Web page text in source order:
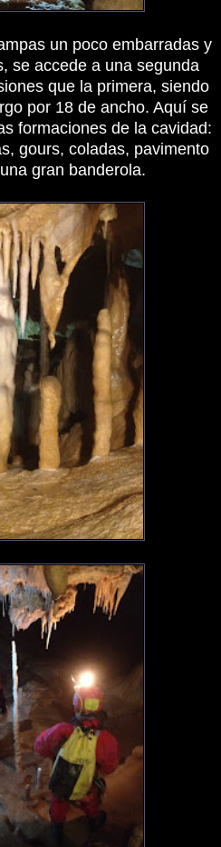
un poco embarradas y
se accede a una segunda
que la primera, siendo
por 18 de ancho. Aquí se
formaciones de la cavidad:
gours, coladas, pavimento
gran banderola.